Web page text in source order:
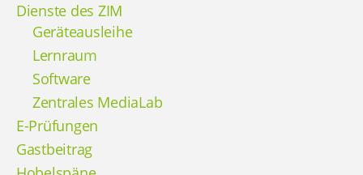
Dienste des ZIM
Geräteausleihe
Lernraum
Software
Zentrales MediaLab
E-Prüfungen
Gastbeitrag